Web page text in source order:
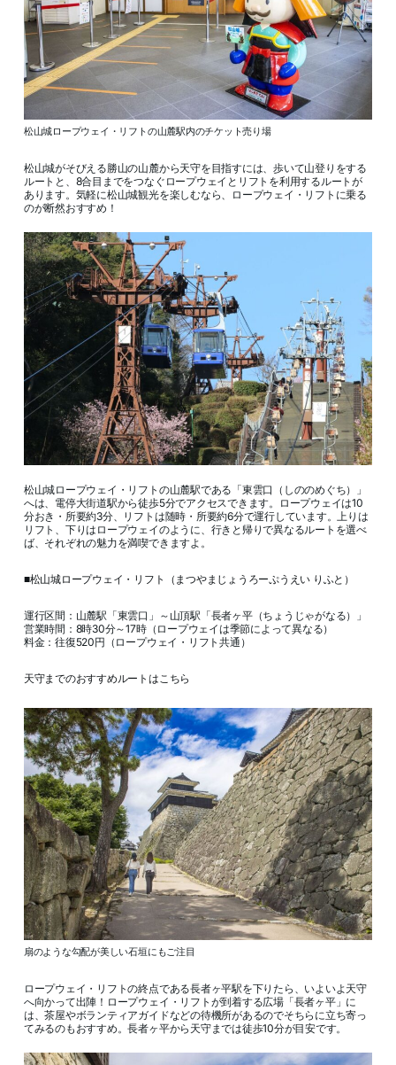
松山城ロープウェイ・リフトの山麓駅内のチケット売り場
松山城がそびえる勝山の山麓から天守を目指すには、歩いて山登りをする
ルートと、8合目までをつなぐロープウェイとリフトを利用するルートが
あります。気軽に松山城観光を楽しむなら、ロープウェイ・リフトに乗る
のが断然おすすめ！
松山城ロープウェイ・リフトの山麓駅である「東雲口（しののめぐち）」
へは、電停大街道駅から徒歩5分でアクセスできます。ロープウェイは10
分おき・所要約3分、リフトは随時・所要約6分で運行しています。上りは
リフト、下りはロープウェイのように、行きと帰りで異なるルートを選べ
ば、それぞれの魅力を満喫できますよ。
■松山城ロープウェイ・リフト（まつやまじょうろーぷうえい りふと）
運行区間：山麓駅「東雲口」～山頂駅「長者ヶ平（ちょうじゃがなる）」
営業時間：8時30分～17時（ロープウェイは季節によって異なる）
料金：往復520円（ロープウェイ・リフト共通）
天守までのおすすめルートはこちら
扇のような勾配が美しい石垣にもご注目
ロープウェイ・リフトの終点である長者ヶ平駅を下りたら、いよいよ天守
へ向かって出陣！ロープウェイ・リフトが到着する広場「長者ヶ平」に
は、茶屋やボランティアガイドなどの待機所があるのでそちらに立ち寄っ
てみるのもおすすめ。長者ヶ平から天守までは徒歩10分が目安です。